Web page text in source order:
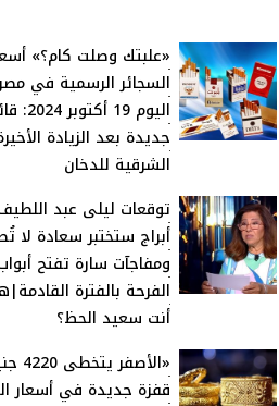
«علبتك وصلت كام؟»
السجائر الرسمية في
اليوم 19
جديدة بعد الزيادة
الشرقية للدخان
أبراج ستختبر سعادة لا
ومفاجآت سارة تفتح
الفرحة بالفترة
أنت سعيد الحظ؟
قفزة جديدة في أسعار